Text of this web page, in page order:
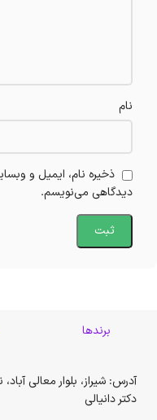
نام
ذخیره نام، ایمیل و
دیدگاهی می‌نویسم.
برندها
آدرس: شیراز، بلوار معالی
دکتر دانیالی